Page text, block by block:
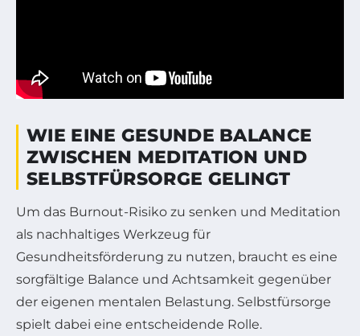
WIE EINE GESUNDE BALANCE
ZWISCHEN MEDITATION UND
SELBSTFÜRSORGE GELINGT
Um das Burnout-Risiko zu senken und Meditation
als nachhaltiges Werkzeug für
Gesundheitsförderung zu nutzen, braucht es eine
sorgfältige Balance und Achtsamkeit gegenüber
der eigenen mentalen Belastung. Selbstfürsorge
spielt dabei eine entscheidende Rolle.